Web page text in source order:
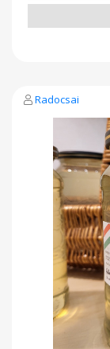
Radocsai